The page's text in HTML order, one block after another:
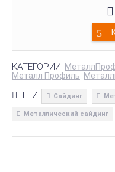
КАТЕГОРИИ:
Металл Профиль
ТЕГИ: Сайдинг
Металлический сайдинг